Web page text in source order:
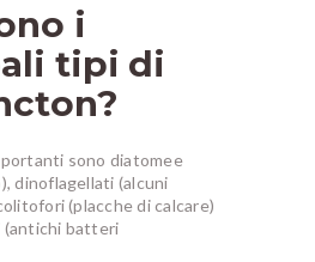
i
tipi di
sono diatomee
dinoflagellati (alcuni
(placche di calcare)
(antichi batteri